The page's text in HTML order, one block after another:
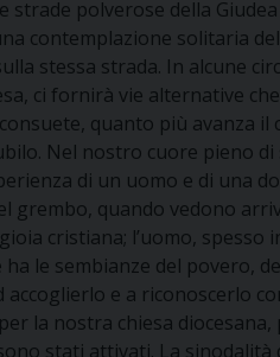
polverose della
contemplazione solitaria
stessa strada. In alcune
ci fornirà vie alternative
quanto più avanza
Nel nostro cuore pieno
di un uomo e di una
quando vedono
cristiana; l’uomo,
le sembianze del povero,
e a riconoscerlo
la nostra chiesa
stati attivati. La